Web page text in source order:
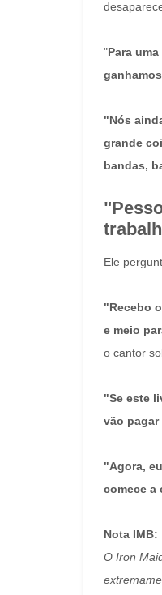
"Para
"Nós
grande
bandas,
Ele
"Recebo
e meio
o cantor
"Se este
vão pagar
"Agora,
comece a
Nota IMB:
O Iron